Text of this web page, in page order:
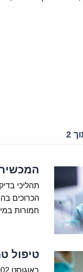
תהליכי
הכרוכים
חמורות
טיפול